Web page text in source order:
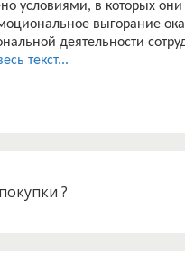
условиями, в которых
выгорание
деятельности
работу по профилактике и
текст...
?